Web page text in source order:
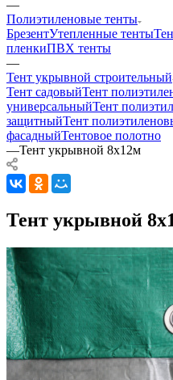
—
Полиэтиленовые тенты
БрезентУтепленные тенты
пленкиПВХ тенты
—
Тент укрывной строительный
Тент садовыйТент
универсальныйТент
защитныйТент
фасадныйТентовое полотно
—Тент укрывной 8х12м
Тент укрывной